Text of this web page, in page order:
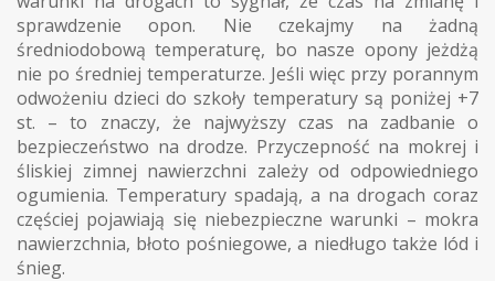
sprawdzenie opon. Nie czekajmy na żadną
średniodobową temperaturę, bo nasze opony jeżdżą
nie po średniej temperaturze. Jeśli więc przy porannym
odwożeniu dzieci do szkoły temperatury są poniżej +7
st. – to znaczy, że najwyższy czas na zadbanie o
bezpieczeństwo na drodze. Przyczepność na mokrej i
śliskiej zimnej nawierzchni zależy od odpowiedniego
ogumienia. Temperatury spadają, a na drogach coraz
częściej pojawiają się niebezpieczne warunki – mokra
nawierzchnia, błoto pośniegowe, a niedługo także lód i
śnieg.